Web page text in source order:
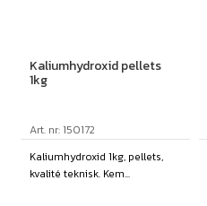
Kaliumhydroxid pellets
1kg
Art. nr: 150172
Kaliumhydroxid 1kg, pellets,
kvalité teknisk. Kem...